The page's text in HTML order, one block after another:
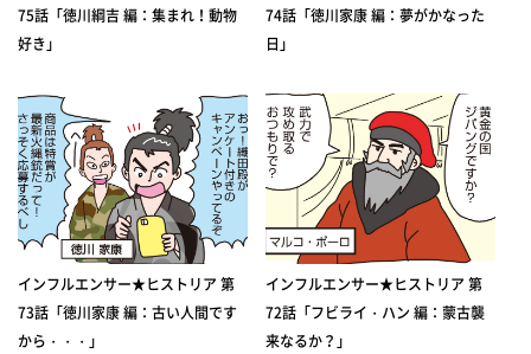
75話「徳川綱吉 編：集まれ！動物
好き」
74話「徳川家康 編：夢がかなった
日」
インフルエンサー★ヒストリア 第
73話「徳川家康 編：古い人間です
から・・・」
インフルエンサー★ヒストリア 第
72話「フビライ・ハン 編：蒙古襲
来なるか？」